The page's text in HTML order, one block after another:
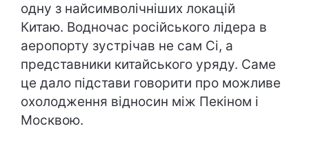
одну з найсимволічніших локацій
Китаю. Водночас російського лідера в
аеропорту зустрічав не сам Сі, а
представники китайського уряду. Саме
це дало підстави говорити про можливе
охолодження відносин між Пекіном і
Москвою.